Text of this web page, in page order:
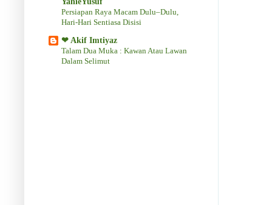
Persiapan Raya Macam Dulu–Dulu,
Hari-Hari Sentiasa Disisi
❤ Akif Imtiyaz
Talam Dua Muka : Kawan Atau Lawan
Dalam Selimut